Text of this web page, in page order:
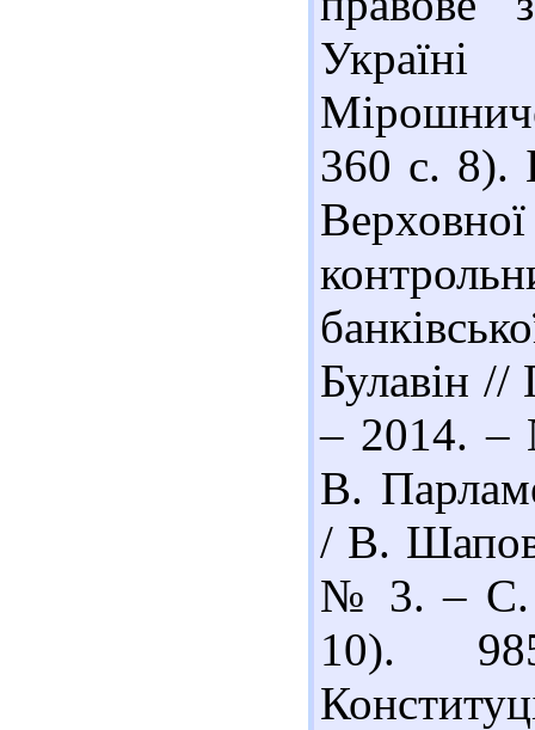
360 с. 8).
Булавін //
– 2014.
В.
/ В.
№ 3. – С.
10).